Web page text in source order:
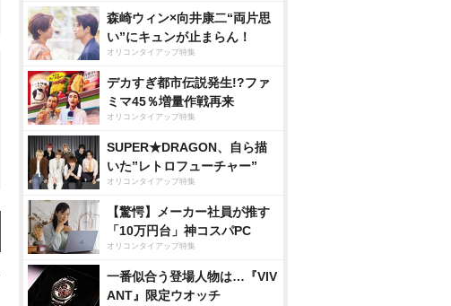
森崎ウィン×向井康二“両片思
い”にキュンが止まらん！
オリコンタイアップ特集
デカすぎ都市伝説発生!?ファ
ミマ45％増量作戦再来
オリコンタイアップ特集
SUPER★DRAGON、自ら描
いた”レトロフューチャー”
オリコンタイアップ特集
【驚愕】メーカー社員が推す
「10万円台」神コスパPC
オリコンタイアップ特集
一番似合う登場人物は…『VIV
ANT』限定ウオッチ